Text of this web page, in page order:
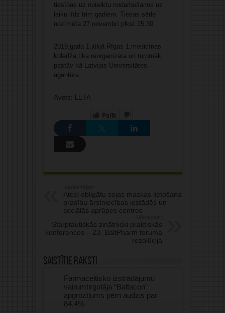
tiesības uz noteiktu nodarbošanos uz
laiku līdz trim gadiem. Tiesas sēde
nozīmēta 27.novembrī plkst.15.30.
2019.gada 1.jūlijā Rīgas 1.medicīnas
koledža tika reorganizēta un turpmāk
pastāv kā Latvijas Universitātes
aģentūra.
Avots: LETA
Patīk
Atceļ obligātu sejas maskas lietošanas
prasību ārstniecības iestādēs un
sociālās aprūpes centros
Starptautiskās zinātniski praktiskās
konferences – 23. BaltPharm foruma
rezolūcija
Saistītie raksti
Farmaceitisko izstrādājumu
vairumtirgotāja “Baltacon”
apgrozījums pērn audzis par
84,4%